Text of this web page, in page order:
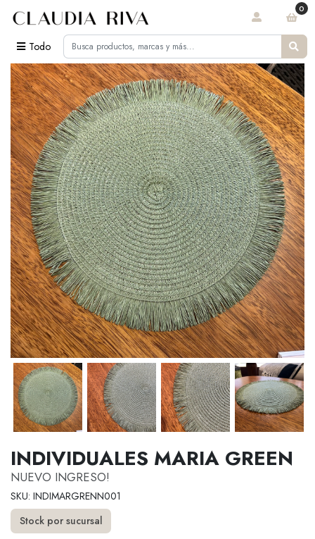
Todo
0
INDIVIDUALES MARIA GREEN
NUEVO INGRESO!
SKU: INDIMARGRENN001
Stock por sucursal